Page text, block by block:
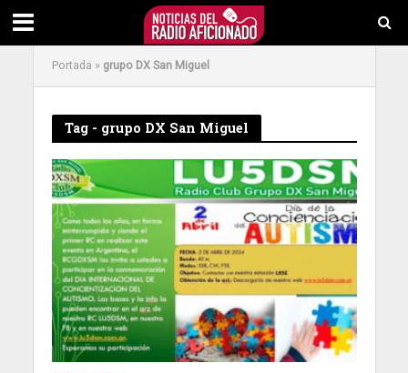
Portada » grupo DX San Miguel
Tag - grupo DX San Miguel